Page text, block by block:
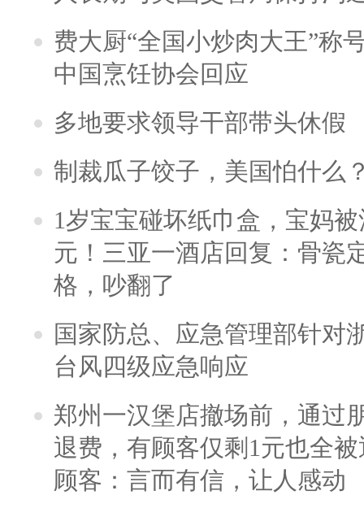
费大厨“全国小炒肉大王”称
中国烹饪协会回应
多地要求领导干部带头休假
制裁瓜子饺子，美国怕什么
1岁宝宝碰坏纸巾盒，宝妈
元！三亚一酒店回复：骨瓷
格，吵翻了
国家防总、应急管理部针对
台风四级应急响应
郑州一汉堡店撤场前，通过
退费，有顾客仅剩1元也全
顾客：言而有信，让人感动